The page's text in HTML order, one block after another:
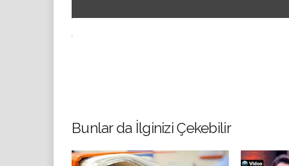
Bunlar da İlginizi Çekebilir